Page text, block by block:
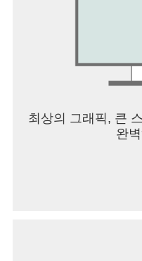
최상의 그래픽, 큰
완